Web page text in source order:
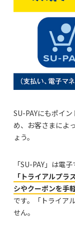
SU-PAYにもポイ
め、お客さまによ
ょう。
「SU-PAY」は電
「トライアルプ
シやクーポンを手
です。「トライア
せん。